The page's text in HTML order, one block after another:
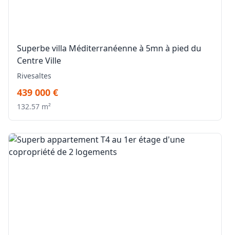
Superbe villa Méditerranéenne à 5mn à pied du
Centre Ville
Rivesaltes
439 000 €
132.57 m²